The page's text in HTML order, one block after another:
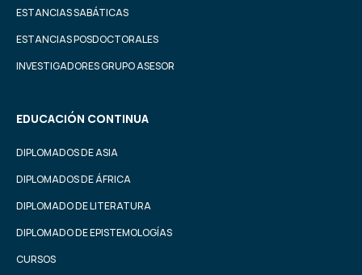
ESTANCIAS SABÁTICAS
ESTANCIAS POSDOCTORALES
INVESTIGADORES GRUPO ASESOR
EDUCACIÓN CONTINUA
DIPLOMADOS DE ASIA
DIPLOMADOS DE ÁFRICA
DIPLOMADO DE LITERATURA
DIPLOMADO DE EPISTEMOLOGÍAS
CURSOS